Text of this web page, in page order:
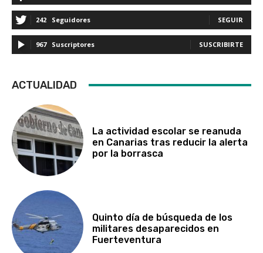
242 Seguidores SEGUIR
967 Suscriptores SUSCRIBIRTE
ACTUALIDAD
La actividad escolar se reanuda
en Canarias tras reducir la alerta
por la borrasca
Quinto día de búsqueda de los
militares desaparecidos en
Fuerteventura